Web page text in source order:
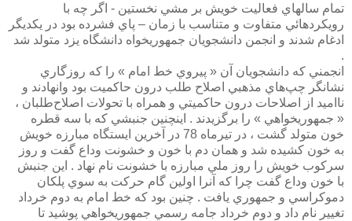
تمام سالهاي فعاليت خويش بر مشي نخستين - اگر چه با
رويكردهائي متفاوت و متناسب با زمان – پاي فشرده بود در يكديگر
ادغام شدند و انجمن دانشجويان جمهوريخواه دانشگاه يزد متولد شد
.
انجمني كه دانشجويان آن « پيروي خط امام » را كه روزگاري
نشانگر چپ‌هاي مذهبي اصلاح طلب درون حاكميت بود وانهادند و
نااميد از اصلاحات درون حاكميتي و همراه با تحولات اصلاح‌طلبان ،
« جمهوريخواهي » را برگزيدند . اينچنين جنبشي كه با سه قطره
خون متولد گشت ، در تيرماه 78 در آخرين ايستگاه مبارزه خويش
به خون كشيده شد و همان دم با خون و خشونت وداع گفت و روز
سركوب خويش را روز ملي مبارزه با خشونت نام نهاد . اين جنبش
با خون وداع گفت چرا كه آنرا اولين گام حركت به سوي پلكان
دموكراسي‌ و جمهوري يافت . چنين بود كه خط امام به دوم خرداد
تغيير نام داد و دوم خرداد جامه رسمي جمهوريخواهي پوشيد تا